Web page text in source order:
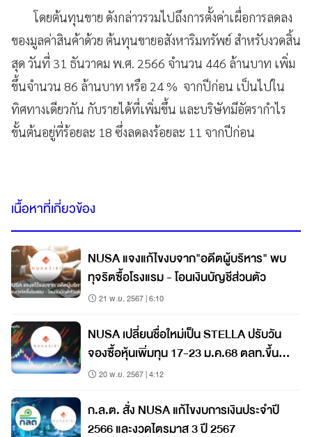
โดยต้นทุนขาย ดังกล่าวรวมไปถึงการตั้งค่าเผื่อการลดลง
ของมูลค่าสินค้าด้วย ต้นทุนขายอสังหาริมทรัพย์ สำหรับงวดสิ้น
สุด วันที่ 31 ธันวาคม พ.ศ. 2566 จำนวน 446 ล้านบาท เพิ่ม
ขึ้นจำนวน 86 ล้านบาท หรือ 24 % จากปีก่อน เป็นไปใน
ทิศทางเดียวกัน กับรายได้ที่เพิ่มขึ้น และบริษัทมีอัตรากำไร
ขั้นต้นอยู่ที่ร้อยละ 18 ซึ่งลดลงร้อยละ 11 จากปีก่อน
เนื้อหาที่เกี่ยวข้อง
NUSA แจงแก้ไขงบจาก"อดีตผู้บริหาร" พบ
ทุจริตซื้อโรงแรม - โอนเงินบัญชีส่วนตัว
21 พ.ย. 2567 | 6:10
NUSA เปลี่ยนชื่อใหม่เป็น STELLA ปรับวัน
จองซื้อหุ้นเพิ่มทุน 17-23 ม.ค.68 ตลท.ขึ้น
เครื่องหมาย SP-CS
20 พ.ย. 2567 | 4:12
ก.ล.ต. สั่ง NUSA แก้ไขงบการเงินประจำปี
2566 และงวดไตรมาส 3 ปี 2567